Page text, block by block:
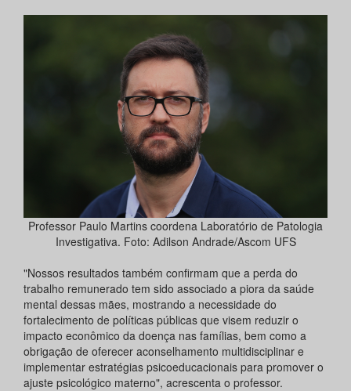
Professor Paulo Martins coordena Laboratório de Patologia
Investigativa. Foto: Adilson Andrade/Ascom UFS
"Nossos resultados também confirmam que a perda do
trabalho remunerado tem sido associado a piora da saúde
mental dessas mães, mostrando a necessidade do
fortalecimento de políticas públicas que visem reduzir o
impacto econômico da doença nas famílias, bem como a
obrigação de oferecer aconselhamento multidisciplinar e
implementar estratégias psicoeducacionais para promover o
ajuste psicológico materno", acrescenta o professor.